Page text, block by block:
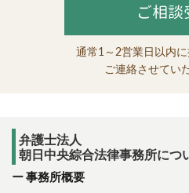
ご相談
通常1～2営業日以内
ご連絡させてい
弁護士法人
朝日中央綜合法律事務所につ
事務所概要